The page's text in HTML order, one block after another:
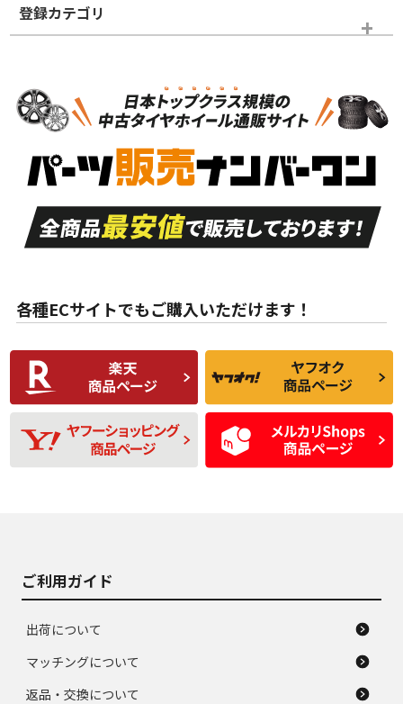
ホイールランク
S
品）
S
新車外し品（新古
付き
A
走行距離も少なく、
目立つ傷もほとんど
ない中古品
A
走行距離も少なく、
非常に状態の良い中
古品
な中古品
んどない中古品
C
比較的きれいな中古
品
C
られるが、使用に問
題のない中古品
D
使用感や目立つ傷が
あり、一般的な中古
品
D
残り溝も少なく、偏
磨耗がみられ、短期
間使用できるくらい
の中古品
登録カテゴリ
タイヤホイールセット
各種ECサイトでもご購入いただけます！
ご利用ガイド
出荷について
マッチングについて
返品・交換について